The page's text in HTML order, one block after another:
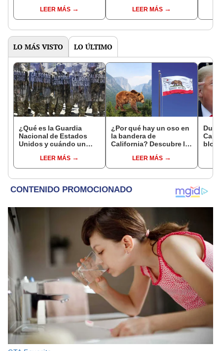
League: ¿a qué hora y
cómo ver el juego?
LEER MÁS
por el peligro de lo que
podría pasarles"
LEER MÁS
salir
LO MÁS VISTO LO ÚLTIMO
¿Qué es la Guardia
Nacional de Estados
Unidos y cuándo un
desplegarla?
LEER MÁS
¿Por qué hay un oso en
la bandera de
California? Descubre la
símbolos cuando
pertenecía a México y
LEER MÁS
Duro